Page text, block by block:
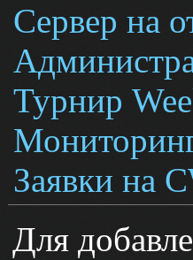
Сервер на
Турнир
Заявки на
Для